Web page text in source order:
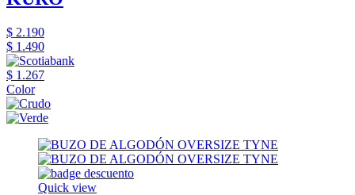
$ 2.190
$ 1.490
$ 1.267
Color
Quick view